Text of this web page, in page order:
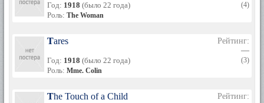
Год: 1918 (было 22 года)
Роль: The Woman
(4)
Tares
Год: 1918 (было 22 года)
Роль: Mme. Colin
Рейтинг:
—
(3)
The Touch of a Child
Рейтинг: